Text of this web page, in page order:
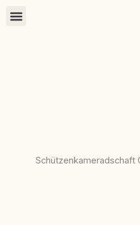
Inhalt
Schützenkameradschaft